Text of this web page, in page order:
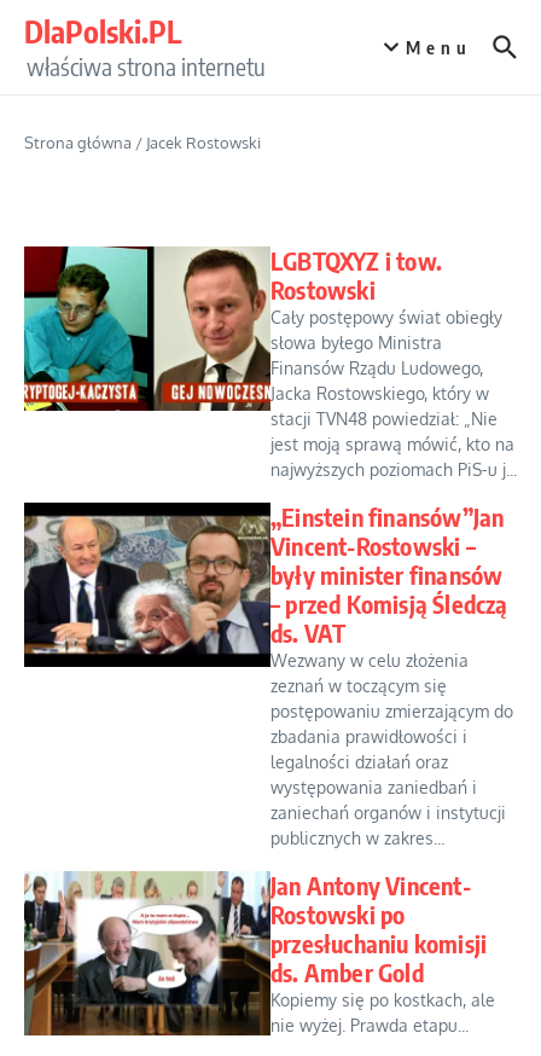
DlaPolski.PL
właściwa strona internetu
Menu
Strona główna / Jacek Rostowski
LGBTQXYZ i tow.
Rostowski
Cały postępowy świat obiegły
słowa byłego Ministra
Finansów Rządu Ludowego,
Jacka Rostowskiego, który w
stacji TVN48 powiedział: „Nie
jest moją sprawą mówić, kto na
najwyższych poziomach PiS-u j...
„Einstein finansów”Jan
Vincent-Rostowski –
były minister finansów
– przed Komisją Śledczą
ds. VAT
Wezwany w celu złożenia
zeznań w toczącym się
postępowaniu zmierzającym do
zbadania prawidłowości i
legalności działań oraz
występowania zaniedbań i
zaniechań organów i instytucji
publicznych w zakres...
Jan Antony Vincent-
Rostowski po
przesłuchaniu komisji
ds. Amber Gold
Kopiemy się po kostkach, ale
nie wyżej. Prawda etapu...